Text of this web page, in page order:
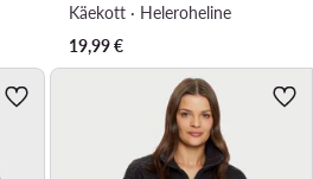
Käekott · Heleroheline
19,99€